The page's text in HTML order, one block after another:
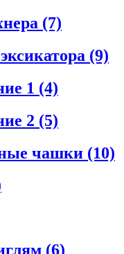
(7)
(9)
1 (4)
2 (5)
чашки (10)
(6)